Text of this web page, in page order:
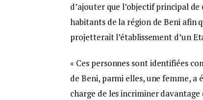
d’ajouter que l’objectif principal
habitants de la région de Beni afin
projetterait l’établissement d’un
« Ces personnes sont identifiées
de Beni, parmi elles, une femme, a
charge de les incriminer